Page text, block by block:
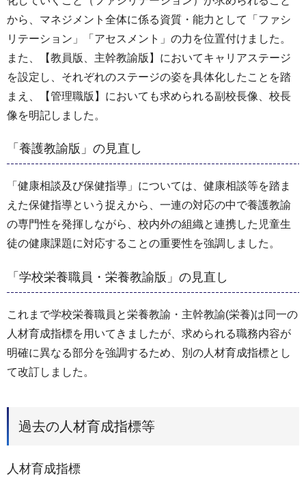
から、マネジメント全体に係る資質・能力として「ファシ
リテーション」「アセスメント」の力を位置付けました。
また、【教員版、主幹教諭版】においてキャリアステージ
を設定し、それぞれのステージの姿を具体化したことを踏
まえ、【管理職版】においても求められる副校長像、校長
像を明記しました。
「養護教諭版」の見直し
「健康相談及び保健指導」については、健康相談等を踏ま
えた保健指導という捉えから、一連の対応の中で養護教諭
の専門性を発揮しながら、校内外の組織と連携した児童生
徒の健康課題に対応することの重要性を強調しました。
「学校栄養職員・栄養教諭版」の見直し
これまで学校栄養職員と栄養教諭・主幹教諭(栄養)は同一の
人材育成指標を用いてきましたが、求められる職務内容が
明確に異なる部分を強調するため、別の人材育成指標とし
て改訂しました。
過去の人材育成指標等
人材育成指標